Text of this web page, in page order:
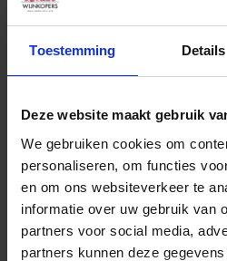
Toestemming Details
Deze website maakt gebruik
We gebruiken cookies om
personaliseren, om functies
en om ons websiteverkeer te
informatie over uw gebruik van
partners voor social media,
partners kunnen deze
NEEM
Geen zakelijke klant? Vul